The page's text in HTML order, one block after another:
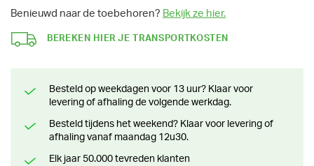
Benieuwd naar de toebehoren? Bekijk ze hier.
BEREKEN HIER JE TRANSPORTKOSTEN
Besteld op weekdagen voor 13 uur? Klaar voor
levering of afhaling de volgende werkdag.
Besteld tijdens het weekend? Klaar voor levering of
afhaling vanaf maandag 12u30.
Elk jaar 50.000 tevreden klanten